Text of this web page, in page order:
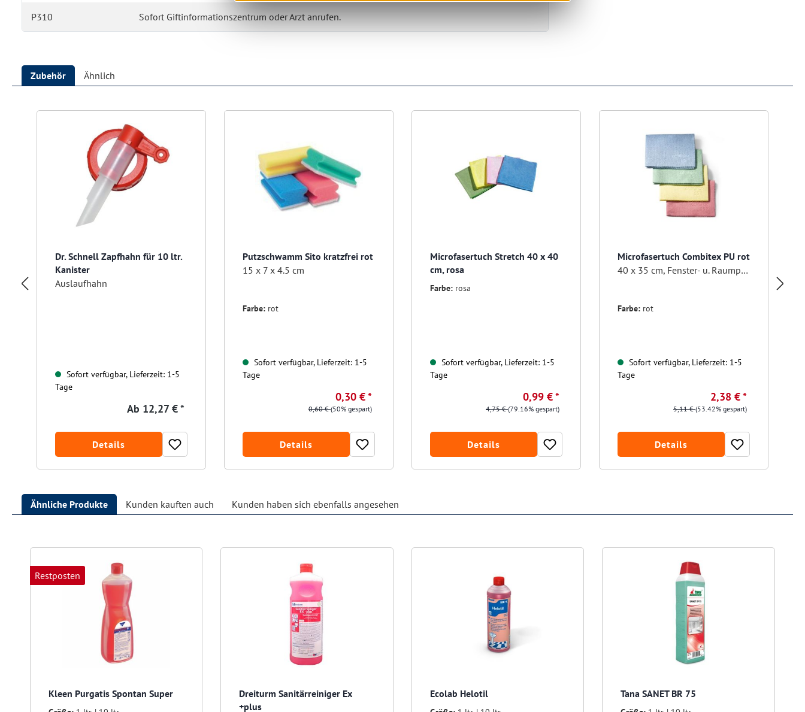
P310 Sofort Giftinformationszentrum oder Arzt anrufen.
Zubehör Ähnlich
Dr. Schnell Zapfhahn für 10 ltr.
Kanister
Auslaufhahn
Sofort verfügbar, Lieferzeit: 1-5
Tage
Ab 12,27 € *
Details
Putzschwamm Sito kratzfrei rot
15 x 7 x 4.5 cm
Farbe: rot
Sofort verfügbar, Lieferzeit: 1-5
Tage
0,30 € *
0,60 €(50% gespart)
Details
Microfasertuch Stretch 40 x 40
cm, rosa
Farbe: rosa
Sofort verfügbar, Lieferzeit: 1-5
Tage
0,99 € *
4,75 €(79.16% gespart)
Details
Microfasertuch Combitex PU rot
40 x 35 cm, Fenster- u. Raumpflegetuch
Farbe: rot
Sofort verfügbar, Lieferzeit: 1-5
Tage
2,38 € *
5,11 €(53.42% gespart)
Details
Ähnliche Produkte Kunden kauften auch Kunden haben sich ebenfalls angesehen
Restposten
Kleen Purgatis Spontan Super
Dreiturm Sanitärreiniger Ex
+plus
Ecolab Helotil Tana SANET BR 75